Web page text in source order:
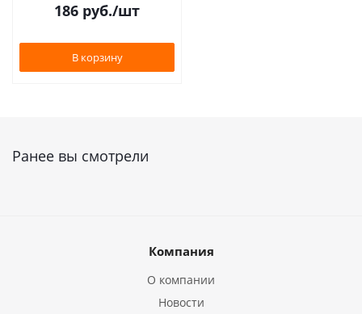
186 руб./шт
В корзину
Ранее вы смотрели
Компания
О компании
Новости